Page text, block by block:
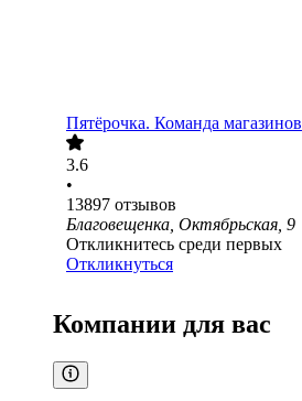
Пятёрочка. Команда магазинов
3.6
•
13897 отзывов
Благовещенка, Октябрьская, 9
Откликнитесь среди первых
Откликнуться
Компании для вас